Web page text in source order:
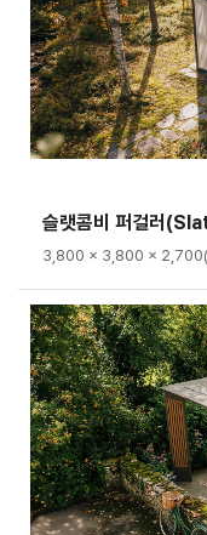
슬랫콤비 퍼걸러
3,800 × 3,800 ×